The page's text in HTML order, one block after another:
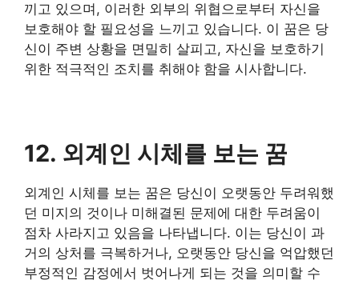
끼고 있으며, 이러한 외부의 위협으로부터 자신을
보호해야 할 필요성을 느끼고 있습니다. 이 꿈은 당
신이 주변 상황을 면밀히 살피고, 자신을 보호하기
위한 적극적인 조치를 취해야 함을 시사합니다.
12. 외계인 시체를 보는 꿈
외계인 시체를 보는 꿈은 당신이 오랫동안 두려워했
던 미지의 것이나 미해결된 문제에 대한 두려움이
점차 사라지고 있음을 나타냅니다. 이는 당신이 과
거의 상처를 극복하거나, 오랫동안 당신을 억압했던
부정적인 감정에서 벗어나게 되는 것을 의미할 수